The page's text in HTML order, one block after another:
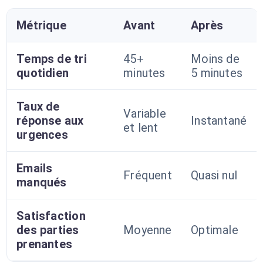
Métrique Avant Après
Temps de tri
quotidien
45+
minutes
Moins de
5 minutes
Taux de
réponse aux
urgences
Variable
et lent
Instantané
Emails
manqués
Fréquent Quasi nul
Satisfaction
des parties
prenantes
Moyenne Optimale